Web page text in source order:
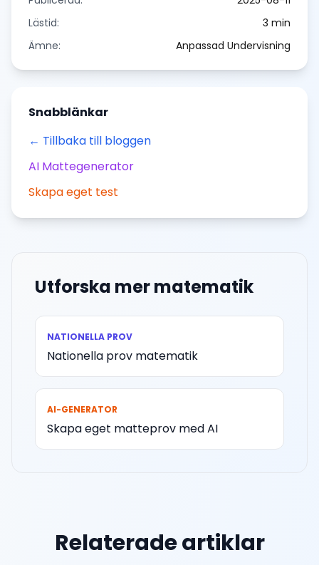
Lästid:
3 min
Ämne:
Anpassad Undervisning
Snabblänkar
← Tillbaka till bloggen
AI Mattegenerator
Skapa eget test
Utforska mer matematik
NATIONELLA PROV
Nationella prov matematik
AI-GENERATOR
Skapa eget matteprov med AI
Relaterade artiklar